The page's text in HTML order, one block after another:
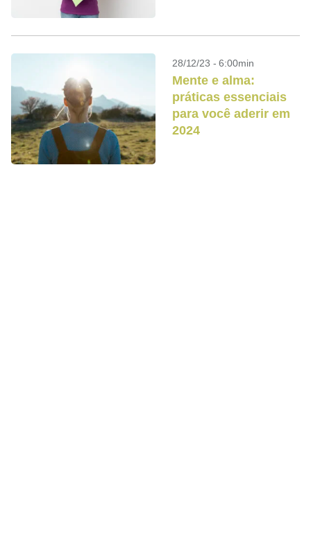
28/12/23 - 6:00min
Mente e alma:
práticas essenciais
para você aderir em
2024